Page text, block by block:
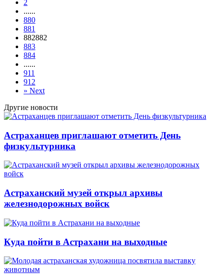
2
......
880
881
882882
883
884
......
911
912
» Next
Другие новости
Астраханцев приглашают отметить День
физкультурника
Астраханский музей открыл архивы
железнодорожных войск
Куда пойти в Астрахани на выходные